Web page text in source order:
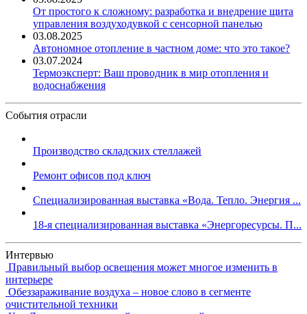
От простого к сложному: разработка и внедрение щита
управления воздуходувкой с сенсорной панелью
03.08.2025
Автономное отопление в частном доме: что это такое?
03.07.2024
Термоэксперт: Ваш проводник в мир отопления и
водоснабжения
События отрасли
Производство складских стеллажей
Ремонт офисов под ключ
Специализированная выставка «Вода. Тепло. Энергия ...
18-я специализированная выставка «Энергоресурсы. П...
Интервью
Правильный выбор освещения может многое изменить в
интерьере
Обеззараживание воздуха – новое слово в сегменте
очистительной техники